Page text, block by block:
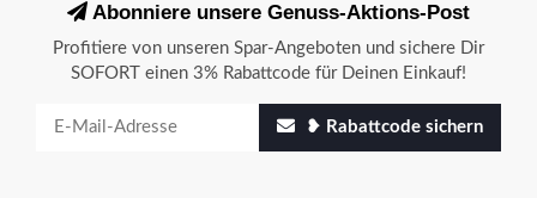
Abonniere unsere Genuss-Aktions-Post
Profitiere von unseren Spar-Angeboten und sichere Dir
SOFORT einen 3% Rabattcode für Deinen Einkauf!
❥ Rabattcode sichern